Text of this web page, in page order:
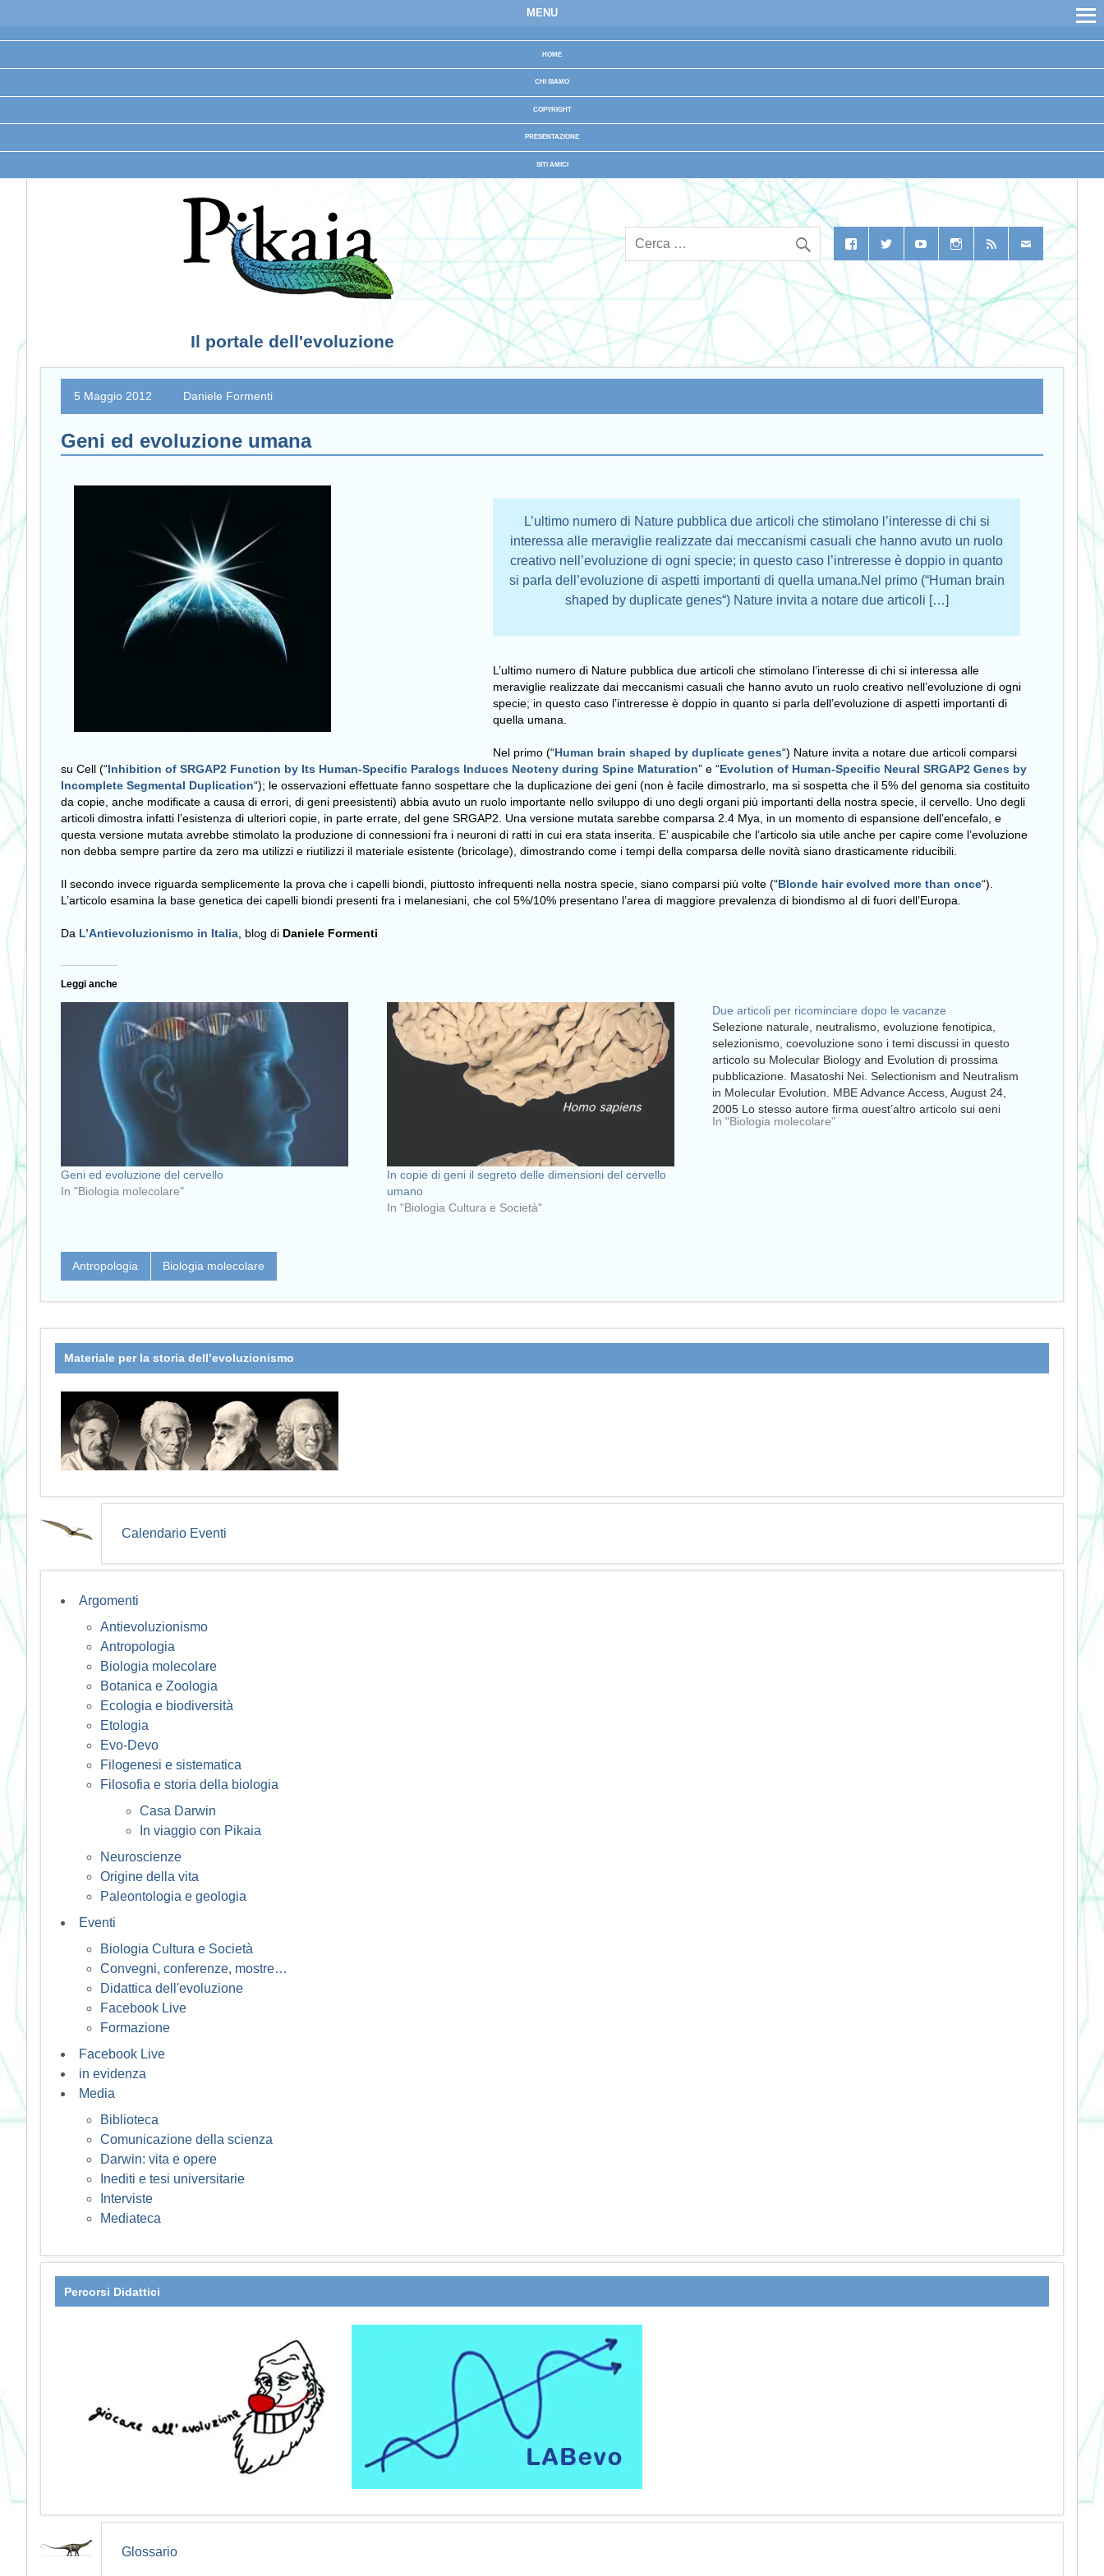
MENU
HOME
CHI SIAMO
COPYRIGHT
PRESENTAZIONE
SITI AMICI
Il portale dell'evoluzione
5 Maggio 2012 Daniele Formenti
Geni ed evoluzione umana
L’ultimo numero di Nature pubblica due articoli che stimolano l’interesse di chi si
interessa alle meraviglie realizzate dai meccanismi casuali che hanno avuto un ruolo
creativo nell’evoluzione di ogni specie; in questo caso l’intreresse è doppio in quanto
si parla dell’evoluzione di aspetti importanti di quella umana.Nel primo (“Human brain
shaped by duplicate genes“) Nature invita a notare due articoli […]
L’ultimo numero di Nature pubblica due articoli che stimolano l’interesse di chi si interessa alle
meraviglie realizzate dai meccanismi casuali che hanno avuto un ruolo creativo nell’evoluzione di ogni
specie; in questo caso l’intreresse è doppio in quanto si parla dell’evoluzione di aspetti importanti di
quella umana.
Nel primo (“Human brain shaped by duplicate genes“) Nature invita a notare due articoli comparsi
su Cell (“Inhibition of SRGAP2 Function by Its Human-Specific Paralogs Induces Neoteny during Spine Maturation” e “Evolution of Human-Specific Neural SRGAP2 Genes by
Incomplete Segmental Duplication“); le osservazioni effettuate fanno sospettare che la duplicazione dei geni (non è facile dimostrarlo, ma si sospetta che il 5% del genoma sia costituito
da copie, anche modificate a causa di errori, di geni preesistenti) abbia avuto un ruolo importante nello sviluppo di uno degli organi più importanti della nostra specie, il cervello. Uno degli
articoli dimostra infatti l’esistenza di ulteriori copie, in parte errate, del gene SRGAP2. Una versione mutata sarebbe comparsa 2.4 Mya, in un momento di espansione dell’encefalo, e
questa versione mutata avrebbe stimolato la produzione di connessioni fra i neuroni di ratti in cui era stata inserita. E’ auspicabile che l’articolo sia utile anche per capire come l’evoluzione
non debba sempre partire da zero ma utilizzi e riutilizzi il materiale esistente (bricolage), dimostrando come i tempi della comparsa delle novità siano drasticamente riducibili.
Il secondo invece riguarda semplicemente la prova che i capelli biondi, piuttosto infrequenti nella nostra specie, siano comparsi più volte (“Blonde hair evolved more than once“).
L’articolo esamina la base genetica dei capelli biondi presenti fra i melanesiani, che col 5%/10% presentano l’area di maggiore prevalenza di biondismo al di fuori dell’Europa.
Da L’Antievoluzionismo in Italia , blog di Daniele Formenti
Leggi anche
Geni ed evoluzione del cervello
In "Biologia molecolare"
In copie di geni il segreto delle dimensioni del cervello
umano
In "Biologia Cultura e Società"
Due articoli per ricominciare dopo le vacanze
Selezione naturale, neutralismo, evoluzione fenotipica,
selezionismo, coevoluzione sono i temi discussi in questo
articolo su Molecular Biology and Evolution di prossima
pubblicazione. Masatoshi Nei. Selectionism and Neutralism
in Molecular Evolution. MBE Advance Access, August 24,
2005 Lo stesso autore firma quest’altro articolo sui geni
Homeobox. Tali geni sono responsabili del…
In "Biologia molecolare"
Antropologia Biologia molecolare
Materiale per la storia dell’evoluzionismo
Calendario Eventi
Argomenti
Antievoluzionismo
Antropologia
Biologia molecolare
Botanica e Zoologia
Ecologia e biodiversità
Etologia
Evo-Devo
Filogenesi e sistematica
Filosofia e storia della biologia
Casa Darwin
In viaggio con Pikaia
Neuroscienze
Origine della vita
Paleontologia e geologia
Eventi
Biologia Cultura e Società
Convegni, conferenze, mostre…
Didattica dell'evoluzione
Facebook Live
Formazione
Facebook Live
in evidenza
Media
Biblioteca
Comunicazione della scienza
Darwin: vita e opere
Inediti e tesi universitarie
Interviste
Mediateca
Percorsi Didattici
Glossario